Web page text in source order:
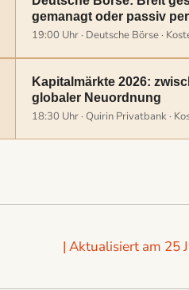
gemanagt oder passiv
19:00 Uhr · Deutsche Börse ·
Kapitalmärkte 2026:
globaler Neuordnung
18:30 Uhr · Quirin Privatbank ·
| Aktualisiert am 25